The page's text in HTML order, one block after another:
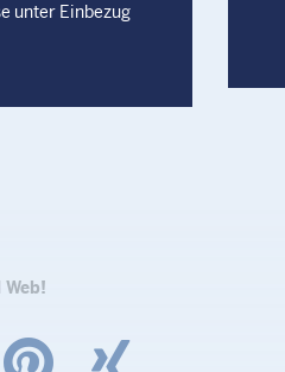
unter Einbezug